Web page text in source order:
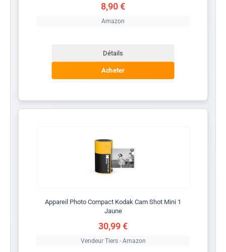
8,90 €
Amazon
Détails
Acheter
Appareil Photo Compact Kodak Cam Shot Mini 1
Jaune
30,99 €
Vendeur Tiers - Amazon